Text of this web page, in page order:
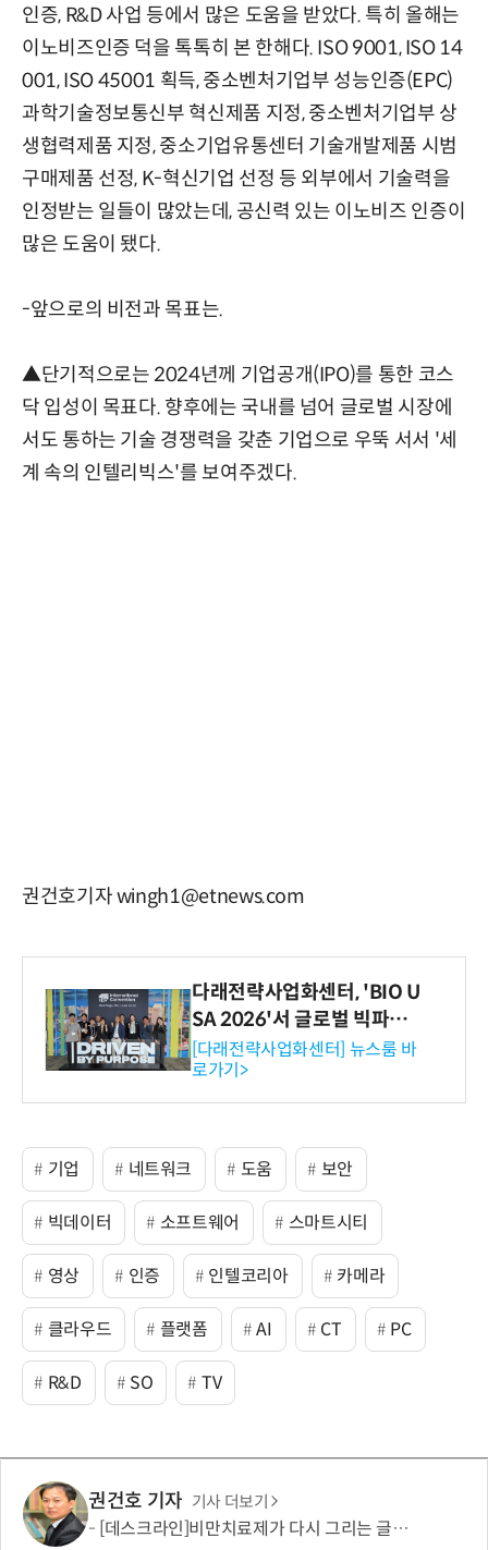
인증, R&D 사업 등에서 많은 도움을 받았다. 특히 올해는
이노비즈인증 덕을 톡톡히 본 한해다. ISO 9001, ISO 14
001, ISO 45001 획득, 중소벤처기업부 성능인증(EPC)
과학기술정보통신부 혁신제품 지정, 중소벤처기업부 상
생협력제품 지정, 중소기업유통센터 기술개발제품 시범
구매제품 선정, K-혁신기업 선정 등 외부에서 기술력을
인정받는 일들이 많았는데, 공신력 있는 이노비즈 인증이
많은 도움이 됐다.
-앞으로의 비전과 목표는.
▲단기적으로는 2024년께 기업공개(IPO)를 통한 코스
닥 입성이 목표다. 향후에는 국내를 넘어 글로벌 시장에
서도 통하는 기술 경쟁력을 갖춘 기업으로 우뚝 서서 '세
계 속의 인텔리빅스'를 보여주겠다.
권건호기자 wingh1@etnews.com
다래전략사업화센터, 'BIO U
SA 2026'서 글로벌 빅파마
와의 비즈니스 미팅 지원…K
-바이오 해외 진출 교두보 확
보
[다래전략사업화센터] 뉴스룸 바
로가기>
기업 네트워크 도움 보안
빅데이터 소프트웨어 스마트시티
영상 인증 인텔코리아 카메라
클라우드 플랫폼 AI CT PC
R&D SO TV
권건호 기자 기사 더보기
[데스크라인]비만치료제가 다시 그리는 글로벌 산업 지도